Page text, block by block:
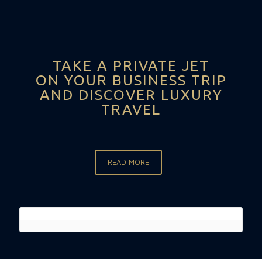
TAKE A PRIVATE JET
ON YOUR BUSINESS TRIP
AND DISCOVER LUXURY
TRAVEL
READ MORE